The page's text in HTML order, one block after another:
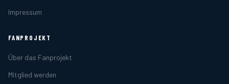
Impressum
FANPROJEKT
Über das Fanprojekt
Mitglied werden